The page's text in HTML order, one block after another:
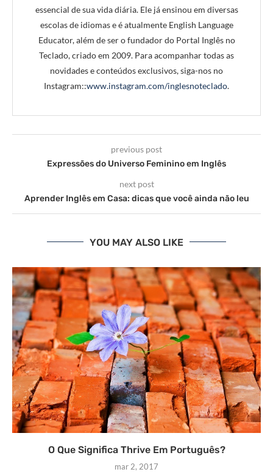
essencial de sua vida diária. Ele já ensinou em diversas
escolas de idiomas e é atualmente English Language
Educator, além de ser o fundador do Portal Inglês no
Teclado, criado em 2009. Para acompanhar todas as
novidades e conteúdos exclusivos, siga-nos no
Instagram::www.instagram.com/inglesnoteclado.
previous post
Expressões do Universo Feminino em Inglês
next post
Aprender Inglês em Casa: dicas que você ainda não leu
YOU MAY ALSO LIKE
O Que Significa Thrive Em Português?
mar 2, 2017